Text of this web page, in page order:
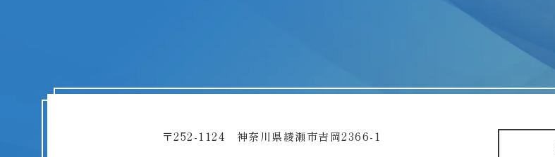
〒252-1124 神奈川県綾瀬市吉岡2366-1